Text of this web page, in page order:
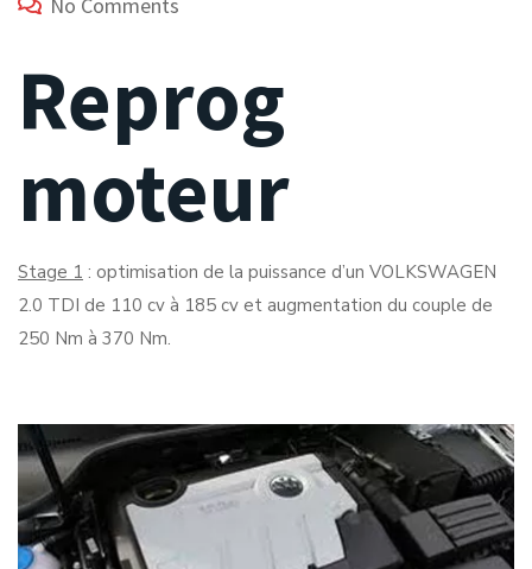
Reprog
moteur
Stage 1 : optimisation de la puissance d’un VOLKSWAGEN
2.0 TDI de 110 cv à 185 cv et augmentation du couple de
250 Nm à 370 Nm.